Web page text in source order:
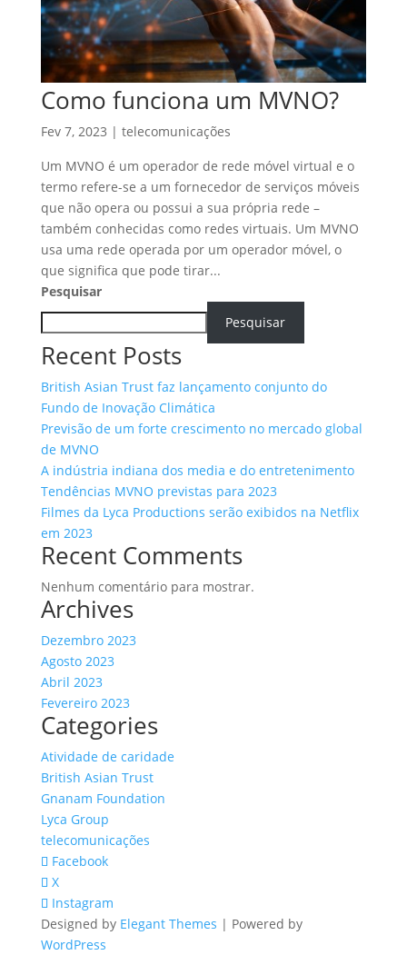
Como funciona um MVNO?
Fev 7, 2023 | telecomunicações
Um MVNO é um operador de rede móvel virtual e o
termo refere-se a um fornecedor de serviços móveis
que não opera ou possui a sua própria rede –
também conhecidas como redes virtuais. Um MVNO
usa uma rede operada por um operador móvel, o
que significa que pode tirar...
Pesquisar
Pesquisar
Recent Posts
British Asian Trust faz lançamento conjunto do
Fundo de Inovação Climática
Previsão de um forte crescimento no mercado global
de MVNO
A indústria indiana dos media e do entretenimento
Tendências MVNO previstas para 2023
Filmes da Lyca Productions serão exibidos na Netflix
em 2023
Recent Comments
Nenhum comentário para mostrar.
Archives
Dezembro 2023
Agosto 2023
Abril 2023
Fevereiro 2023
Categories
Atividade de caridade
British Asian Trust
Gnanam Foundation
Lyca Group
telecomunicações
Facebook
X
Instagram
Designed by Elegant Themes | Powered by
WordPress